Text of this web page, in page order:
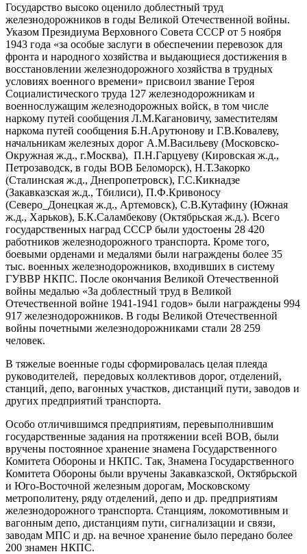
Государство высоко оценило доблестный труд
железнодорожников в годы Великой Отечественной войны.
Указом Президиума Верховного Совета СССР от 5 ноября
1943 года «за особые заслуги в обеспечении перевозок для
фронта и народного хозяйства и выдающиеся достижения в
восстановлении железнодорожного хозяйства в трудных
условиях военного времени» присвоил звание Героя
Социалистического труда 127 железнодорожникам и
военнослужащим железнодорожных войск, в том числе
наркому путей сообщения Л.М.Кагановичу, заместителям
наркома путей сообщения Б.Н.Арутюнову и Г.В.Ковалеву,
начальникам железных дорог А.М.Васильеву (Московско-
Окружная ж.д., г.Москва), П.Н.Гарцуеву (Кировская ж.д.,
Петрозаводск, в годы ВОВ Беломорск), Н.Т.Закорко
(Сталинская ж.д., Днепропетровск), Г.С.Кикнадзе
(Закавказская ж.д., Тбилиси), П.Ф.Кривоносу
(Северо_Донецкая ж.д., Артемовск), С.В.Кутафину (Южная
ж.д., Харьков), Б.К.Саламбекову (Октябрьская ж.д.). Всего
государственных наград СССР были удостоены 28 420
работников железнодорожного транспорта. Кроме того,
боевыми орденами и медалями были награждены более 35
тыс. военных железнодорожников, входивших в систему
ГУВВР НКПС. После окончания Великой Отечественной
войны медалью «За доблестный труд в Великой
Отечественной войне 1941-1941 годов» были награждены 994
917 железнодорожников. В годы Великой Отечественной
войны почетными железнодорожниками стали 28 259
человек.
В тяжелые военные годы сформировалась целая плеяда
руководителей, передовых коллективов дорог, отделений,
станций, депо, вагонных участков, дистанций пути, заводов и
других предприятий транспорта.
Особо отличившимся предприятиям, перевыполнившим
государственные задания на протяжении всей ВОВ, были
вручены постоянное хранение знамена Государственного
Комитета Обороны и НКПС. Так, Знамена Государственного
Комитета Обороны были вручены Закавказской, Октябрьской
и Юго-Восточной железным дорогам, Московскому
метрополитену, ряду отделений, депо и др. предприятиям
железнодорожного транспорта. Станциям, локомотивным и
вагонным депо, дистанциям пути, сигнализации и связи,
заводам МПС и др. на вечное хранение было передано более
200 знамен НКПС.